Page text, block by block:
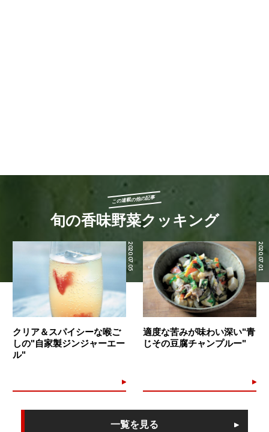
この連載の他の記事
旬の香味野菜クッキング
2020.07.05
クリア＆スパイシーな喉ご
しの"自家製ジンジャーエー
ル"
2020.07.01
適度な苦みが味わい深い"青
じその豆腐チャンプルー"
一覧を見る